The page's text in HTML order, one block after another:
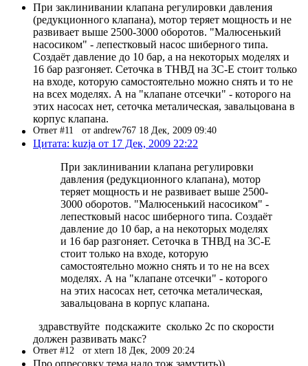
При заклинивании клапана регулировки давления
(редукционного клапана), мотор теряет мощность и не
развивает выше 2500-3000 оборотов. "Малюсенький
насосиком" - лепестковый насос шиберного типа.
Создаёт давление до 10 бар, а на некоторых моделях и
16 бар разгоняет. Сеточка в ТНВД на 3C-E стоит только
на входе, которую самостоятельно можно снять и то не
на всех моделях. А на "клапане отсечки" - которого на
этих насосах нет, сеточка металическая, завальцована в
корпус клапана.
Ответ #11 от andrew767 18 Дек, 2009 09:40
Цитата: kuzja от 17 Дек, 2009 22:22
При заклинивании клапана регулировки
давления (редукционного клапана), мотор
теряет мощность и не развивает выше 2500-
3000 оборотов. "Малюсенький насосиком" -
лепестковый насос шиберного типа. Создаёт
давление до 10 бар, а на некоторых моделях
и 16 бар разгоняет. Сеточка в ТНВД на 3C-E
стоит только на входе, которую
самостоятельно можно снять и то не на всех
моделях. А на "клапане отсечки" - которого
на этих насосах нет, сеточка металическая,
завальцована в корпус клапана.
здравствуйте подскажите сколько 2с по скорости
должен развивать макс?
Ответ #12 от xtern 18 Дек, 2009 20:24
Про опресовку тема надо тож замутить))